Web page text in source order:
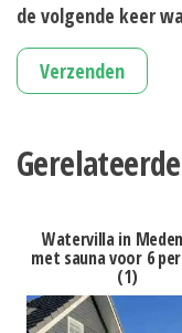
de volgende keer
Watervilla in
met sauna voor 6
(1)